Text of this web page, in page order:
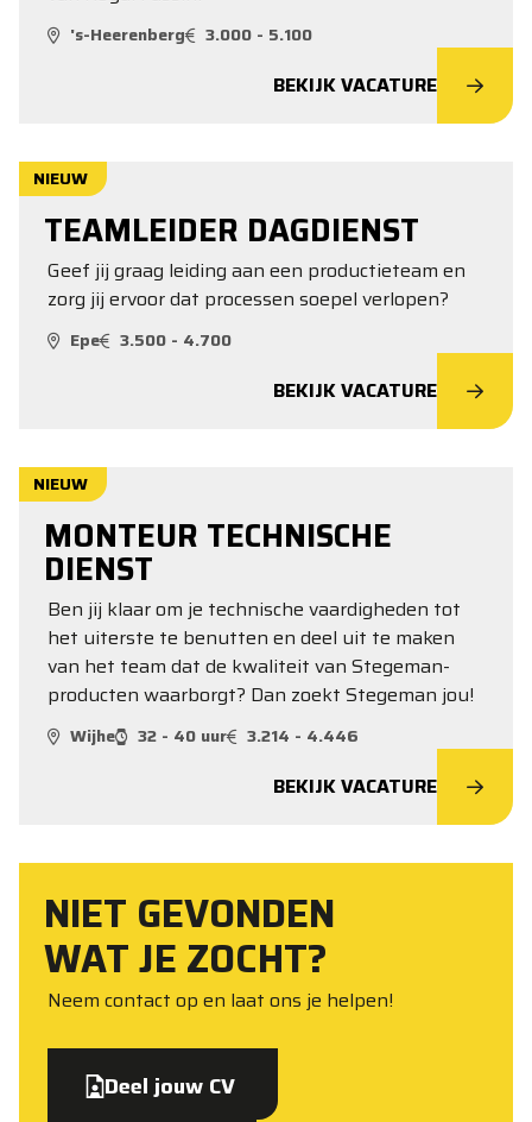
's-Heerenberg 3.000 - 5.100
BEKIJK VACATURE
NIEUW
TEAMLEIDER DAGDIENST
Geef jij graag leiding aan een productieteam en
zorg jij ervoor dat processen soepel verlopen?
Epe 3.500 - 4.700
BEKIJK VACATURE
NIEUW
MONTEUR TECHNISCHE
DIENST
Ben jij klaar om je technische vaardigheden tot
het uiterste te benutten en deel uit te maken
van het team dat de kwaliteit van Stegeman-
producten waarborgt? Dan zoekt Stegeman jou!
Wijhe 32 - 40 uur 3.214 - 4.446
BEKIJK VACATURE
NIET GEVONDEN
WAT JE ZOCHT?
Neem contact op en laat ons je helpen!
Deel jouw CV